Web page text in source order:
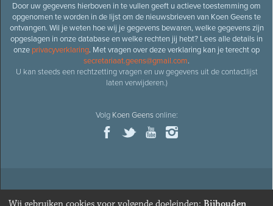
Door uw gegevens hierboven in te vullen geeft u actieve toestemming om
opgenomen te worden in de lijst om de nieuwsbrieven van Koen Geens te
ontvangen. Wil je weten hoe wij je gegevens bewaren, welke gegevens zijn
opgeslagen in onze database en welke rechten jij hebt? Lees alle details in
onze privacyverklaring. Met vragen over deze verklaring kan je terecht op
secretariaat.geens@gmail.com.
U kan steeds een rechtzetting vragen en uw gegevens uit de contactlijst
laten verwijderen.)
Volg Koen Geensonline:
© 2026Oud-minister en ere-volksvertegenwoordiger Koen